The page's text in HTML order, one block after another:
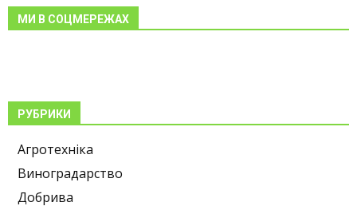
МИ В СОЦМЕРЕЖАХ
РУБРИКИ
Агротехніка
Виноградарство
Добрива